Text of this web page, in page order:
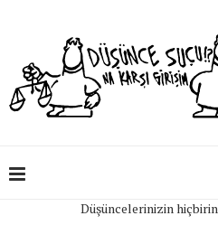
Düşüncelerinizin hiçbirine